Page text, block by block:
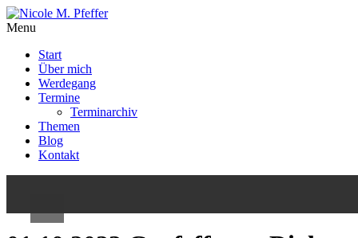
Menu
Start
Über mich
Werdegang
Termine
Terminarchiv
Themen
Blog
Kontakt
Start
Über mich